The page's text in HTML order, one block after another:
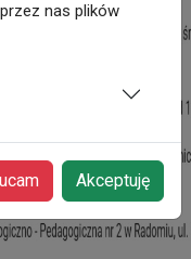
nas plików
Akceptuję